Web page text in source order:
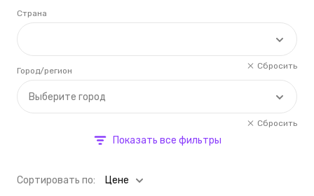
Страна
Сбросить
Выберите город
Город/регион
Сбросить
Показать все фильтры
Cортировать по: Цене